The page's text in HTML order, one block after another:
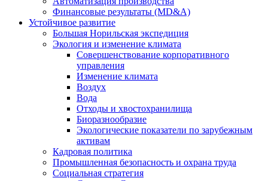
Финансовые результаты (MD&A)
Устойчивое развитие
Большая Норильская экспедиция
Экология и изменение климата
Совершенствование корпоративного
управления
Изменение климата
Воздух
Вода
Отходы и хвостохранилища
Биоразнообразие
Экологические показатели по зарубежным
активам
Кадровая политика
Промышленная безопасность и охрана труда
Социальная стратегия